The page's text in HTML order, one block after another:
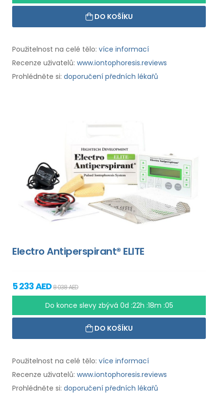
DO KOŠÍKU
Použitelnost na celé tělo: více informací
Recenze uživatelů: www.iontophoresis.reviews
Prohlédněte si: doporučení předních lékařů
Electro Antiperspirant® ELITE
5 233 AED8 038 AED
Do konce slevy zbývá 0d :22h :18m :04
DO KOŠÍKU
Použitelnost na celé tělo: více informací
Recenze uživatelů: www.iontophoresis.reviews
Prohlédněte si: doporučení předních lékařů